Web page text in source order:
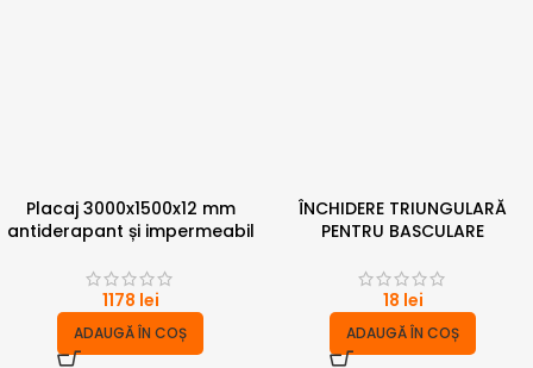
Placaj 3000x1500x12 mm
antiderapant și impermeabil
1178 lei
ADAUGĂ ÎN COȘ
ÎNCHIDERE TRIUNGULARĂ
PENTRU BASCULARE
18 lei
ADAUGĂ ÎN COȘ